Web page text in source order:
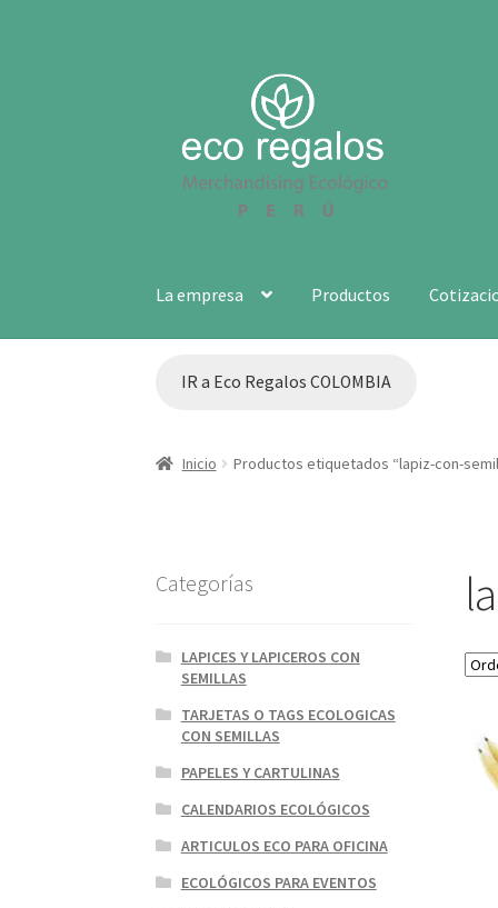
navegación
La empresa Productos
IR a Eco Regalos COLOMBIA
Inicio Productos etiquetados “lapiz-con-
Categorías
LAPICES Y LAPICEROS CON
SEMILLAS
TARJETAS O TAGS ECOLOGICAS
CON SEMILLAS
PAPELES Y CARTULINAS
CALENDARIOS ECOLÓGICOS
ARTICULOS ECO PARA OFICINA
ECOLÓGICOS PARA EVENTOS